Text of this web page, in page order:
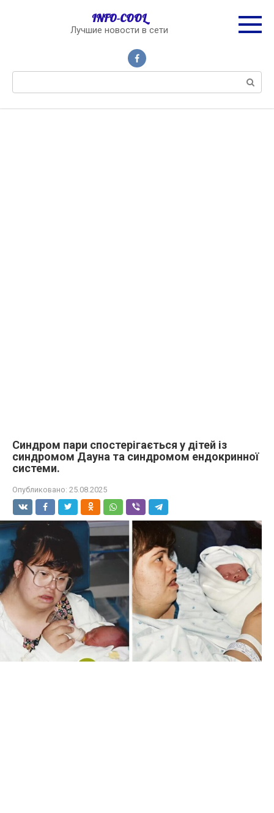
INFO-COOL
Лучшие новости в сети
Синдром пари спостерігається у дітей із
синдромом Дауна та синдромом ендокринної
системи.
Опубликовано: 25.08.2025